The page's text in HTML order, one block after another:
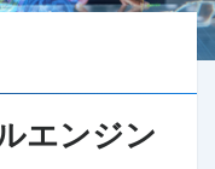
エンジン